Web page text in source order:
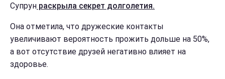
Супрун раскрыла секрет долголетия.
Она отметила, что дружеские контакты
увеличивают вероятность прожить дольше на 50%,
а вот отсутствие друзей негативно влияет на
здоровье.